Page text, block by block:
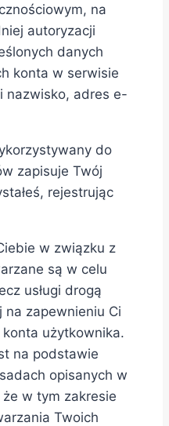
na
autoryzacji
danych
konta w serwisie
nazwisko, adres e-
do
zapisuje Twój
rejestrując
w związku z
są w celu
usługi drogą
na zapewnieniu Ci
użytkownika.
na podstawie
opisanych w
w tym zakresie
Twoich